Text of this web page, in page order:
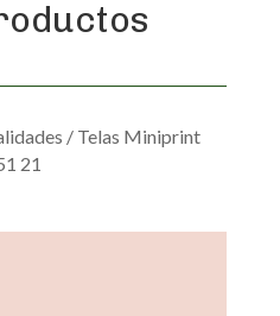
/ Telas Miniprint
21